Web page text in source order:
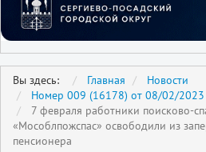
Вы здесь: Главная
Новости
Номер 009 (16178) от 08/02/2023
7 февраля работники поисково-
«Мособлпожспас» освободили из
пенсионера